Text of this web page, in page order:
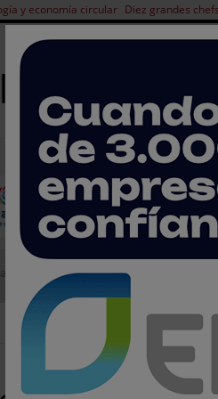
y economía circular Diez grandes
del sector Webinar: